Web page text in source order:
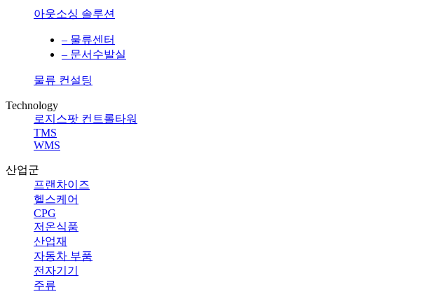
아웃소싱 솔루션
– 물류센터
– 문서수발실
물류 컨설팅
Technology
로지스팟 컨트롤타워
TMS
WMS
산업군
프랜차이즈
헬스케어
CPG
저온식품
산업재
자동차 부품
전자기기
주류